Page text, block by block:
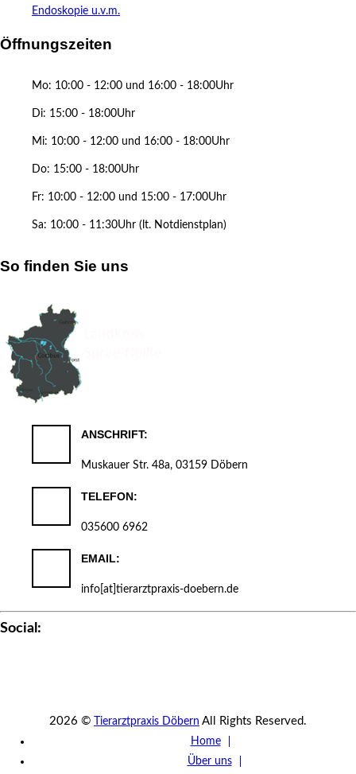
Endoskopie u.v.m.
Öffnungszeiten
Mo: 10:00 - 12:00 und 16:00 - 18:00Uhr
Di: 15:00 - 18:00Uhr
Mi: 10:00 - 12:00 und 16:00 - 18:00Uhr
Do: 15:00 - 18:00Uhr
Fr: 10:00 - 12:00 und 15:00 - 17:00Uhr
Sa: 10:00 - 11:30Uhr (lt. Notdienstplan)
So finden Sie uns
ANSCHRIFT:
Muskauer Str. 48a, 03159 Döbern
TELEFON:
035600 6962
EMAIL:
info[at]tierarztpraxis-doebern.de
Social:
2026 © Tierarztpraxis Döbern All Rights Reserved.
Home
Über uns